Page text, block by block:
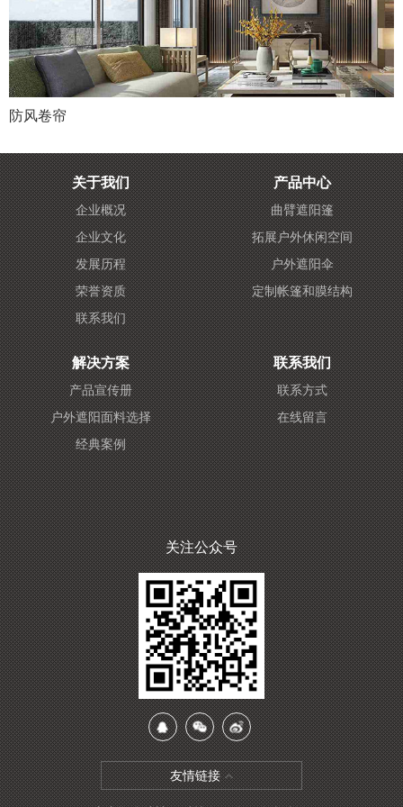
防风卷帘
关于我们
企业概况
企业文化
发展历程
荣誉资质
联系我们
产品中心
曲臂遮阳篷
拓展户外休闲空间
户外遮阳伞
定制帐篷和膜结构
解决方案
产品宣传册
户外遮阳面料选择
经典案例
联系我们
联系方式
在线留言
关注公众号
友情链接